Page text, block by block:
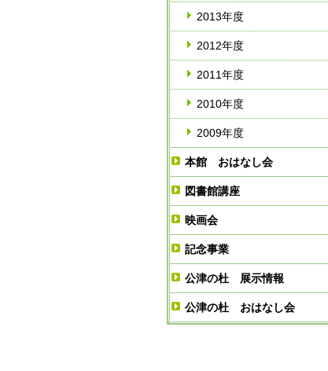
2013年度
2012年度
2011年度
2010年度
2009年度
本館 おはなし会
図書館講座
映画会
記念事業
公津の杜 展示情報
公津の杜 おはなし会